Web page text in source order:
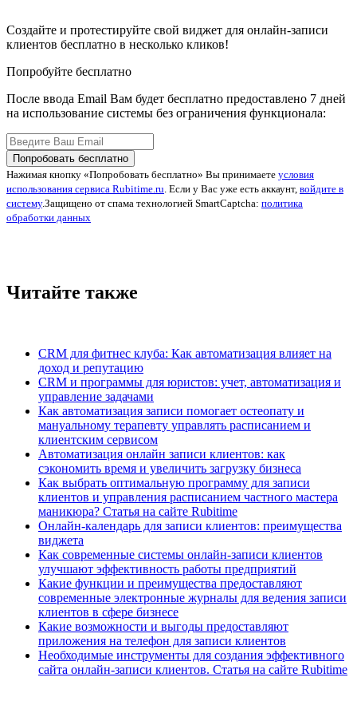
Создайте и протестируйте свой виджет для онлайн-записи
клиентов бесплатно в несколько кликов!
Попробуйте бесплатно
После ввода Email Вам будет бесплатно предоставлено 7 дней
на использование системы без ограничения функционала:
Попробовать бесплатно
Нажимая кнопку «Попробовать бесплатно» Вы принимаете условия
использования сервиса Rubitime.ru. Если у Вас уже есть аккаунт, войдите в
систему.Защищено от спама технологией SmartCaptcha: политика
обработки данных
Читайте также
CRM для фитнес клуба: Как автоматизация влияет на
доход и репутацию
CRM и программы для юристов: учет, автоматизация и
управление задачами
Как автоматизация записи помогает остеопату и
мануальному терапевту управлять расписанием и
клиентским сервисом
Автоматизация онлайн записи клиентов: как
сэкономить время и увеличить загрузку бизнеса
Как выбрать оптимальную программу для записи
клиентов и управления расписанием частного мастера
маникюра? Статья на сайте Rubitime
Онлайн-календарь для записи клиентов: преимущества
виджета
Как современные системы онлайн-записи клиентов
улучшают эффективность работы предприятий
Какие функции и преимущества предоставляют
современные электронные журналы для ведения записи
клиентов в сфере бизнесе
Какие возможности и выгоды предоставляют
приложения на телефон для записи клиентов
Необходимые инструменты для создания эффективного
сайта онлайн-записи клиентов. Статья на сайте Rubitime